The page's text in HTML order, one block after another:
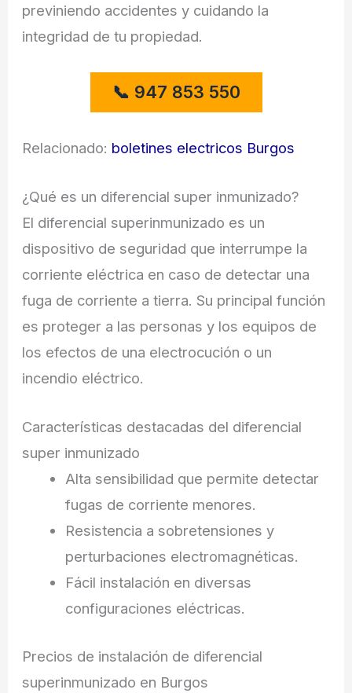
previniendo accidentes y cuidando la
integridad de tu propiedad.
Relacionado: boletines electricos Burgos
¿Qué es un diferencial super inmunizado?
El diferencial superinmunizado es un
dispositivo de seguridad que interrumpe la
corriente eléctrica en caso de detectar una
fuga de corriente a tierra. Su principal función
es proteger a las personas y los equipos de
los efectos de una electrocución o un
incendio eléctrico.
Características destacadas del diferencial
super inmunizado
Alta sensibilidad que permite detectar
fugas de corriente menores.
Resistencia a sobretensiones y
perturbaciones electromagnéticas.
Fácil instalación en diversas
configuraciones eléctricas.
Precios de instalación de diferencial
superinmunizado en Burgos